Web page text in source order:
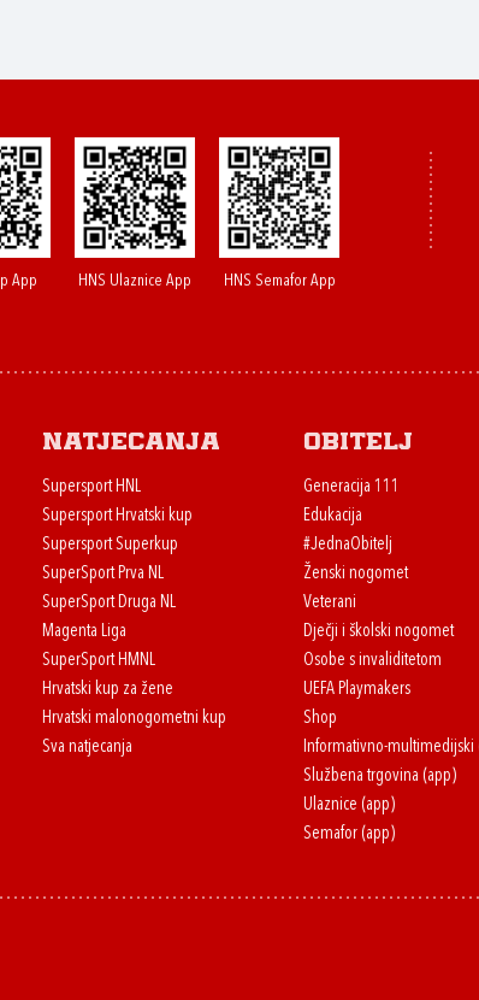
App HNS Ulaznice App HNS Semafor App
Natjecanja
Supersport HNL
Supersport Hrvatski kup
Supersport Superkup
SuperSport Prva NL
SuperSport Druga NL
Magenta Liga
SuperSport HMNL
Hrvatski kup za žene
Hrvatski malonogometni kup
Sva natjecanja
Obitelj
Generacija 111
Edukacija
#JednaObitelj
Ženski nogomet
Veterani
Dječji i školski nogomet
Osobe s invaliditetom
UEFA Playmakers
Shop
Informativno-multimedijski
Službena trgovina (app)
Ulaznice (app)
Semafor (app)